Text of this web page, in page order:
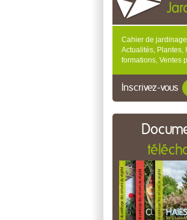
Cahier de
Actualités, Plantes,
formations, Ventes
Inscrivez-vous